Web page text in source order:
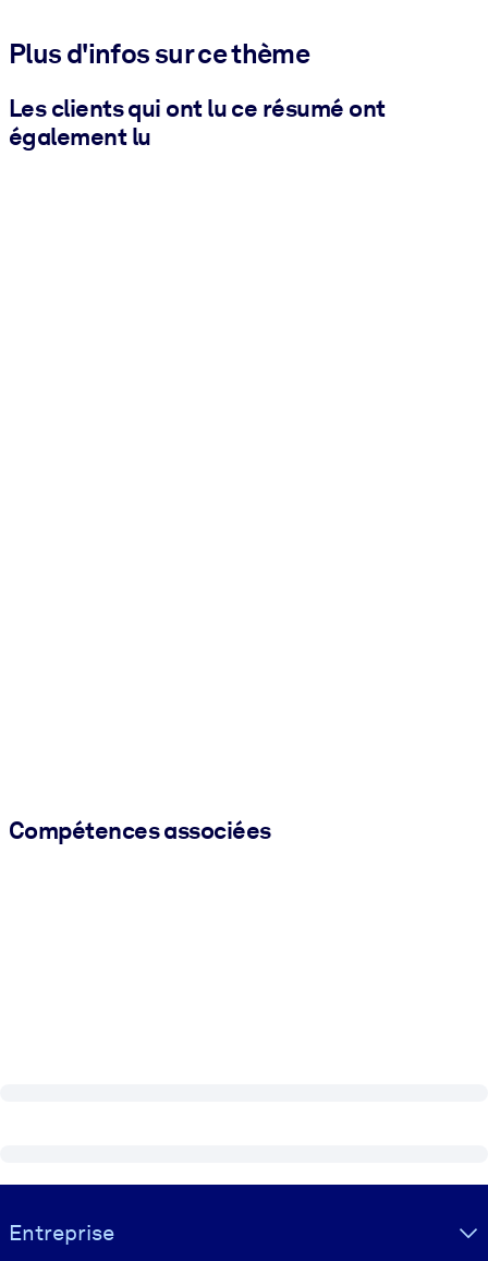
Plus d'infos sur ce thème
Les clients qui ont lu ce résumé ont
également lu
Compétences associées
Visually hidden Text
Entreprise